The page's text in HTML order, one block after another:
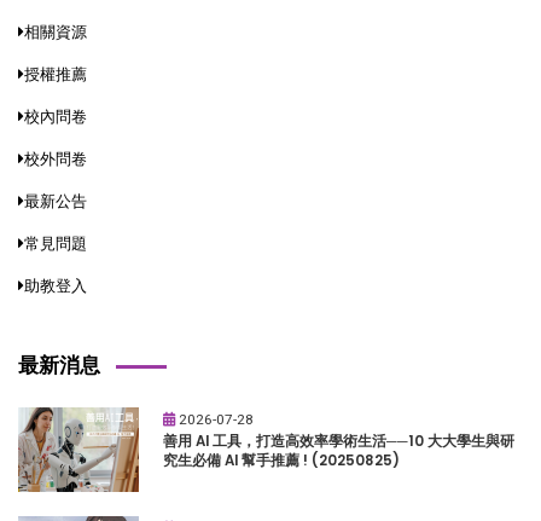
相關資源
授權推薦
校內問卷
校外問卷
最新公告
常見問題
助教登入
最新消息
2026-07-28
善用 AI 工具，打造高效率學術生活──10 大大學生與研
究生必備 AI 幫手推薦 ! (20250825)